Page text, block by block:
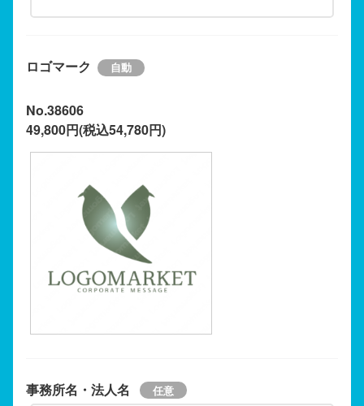
ロゴマーク
No.38606
49,800円(税込54,780円)
事務所名・法人名